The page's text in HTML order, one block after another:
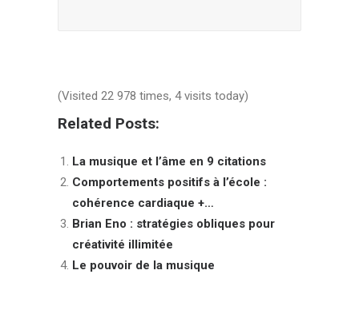
(Visited 22 978 times, 4 visits today)
Related Posts:
La musique et l’âme en 9 citations
Comportements positifs à l’école :
cohérence cardiaque +…
Brian Eno : stratégies obliques pour
créativité illimitée
Le pouvoir de la musique